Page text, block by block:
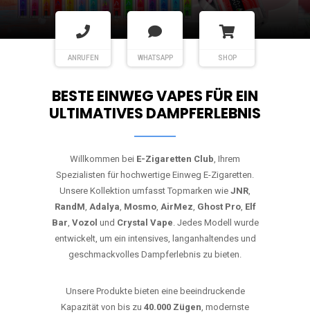
ANRUFEN WHATSAPP SHOP
BESTE EINWEG VAPES FÜR EIN
ULTIMATIVES DAMPFERLEBNIS
Willkommen bei E-Zigaretten Club, Ihrem
Spezialisten für hochwertige Einweg E-Zigaretten.
Unsere Kollektion umfasst Topmarken wie JNR,
RandM, Adalya, Mosmo, AirMez, Ghost Pro, Elf
Bar, Vozol und Crystal Vape. Jedes Modell wurde
entwickelt, um ein intensives, langanhaltendes und
geschmackvolles Dampferlebnis zu bieten.
Unsere Produkte bieten eine beeindruckende
Kapazität von bis zu 40.000 Zügen, modernste